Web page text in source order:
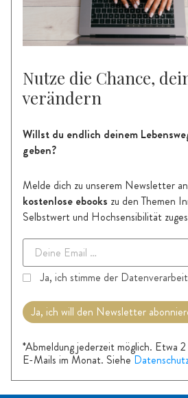
Nutze die Chance,
verändern
Willst du endlich deinem
geben?
Melde dich zu unserem Newsletter
kostenlose ebooks zu den Themen
Selbstwert und Hochsensibilität
Ja, ich stimme der
Ja, ich will den Newsletter
*Abmeldung jederzeit möglich. Etwa 2
E-Mails im Monat. Siehe